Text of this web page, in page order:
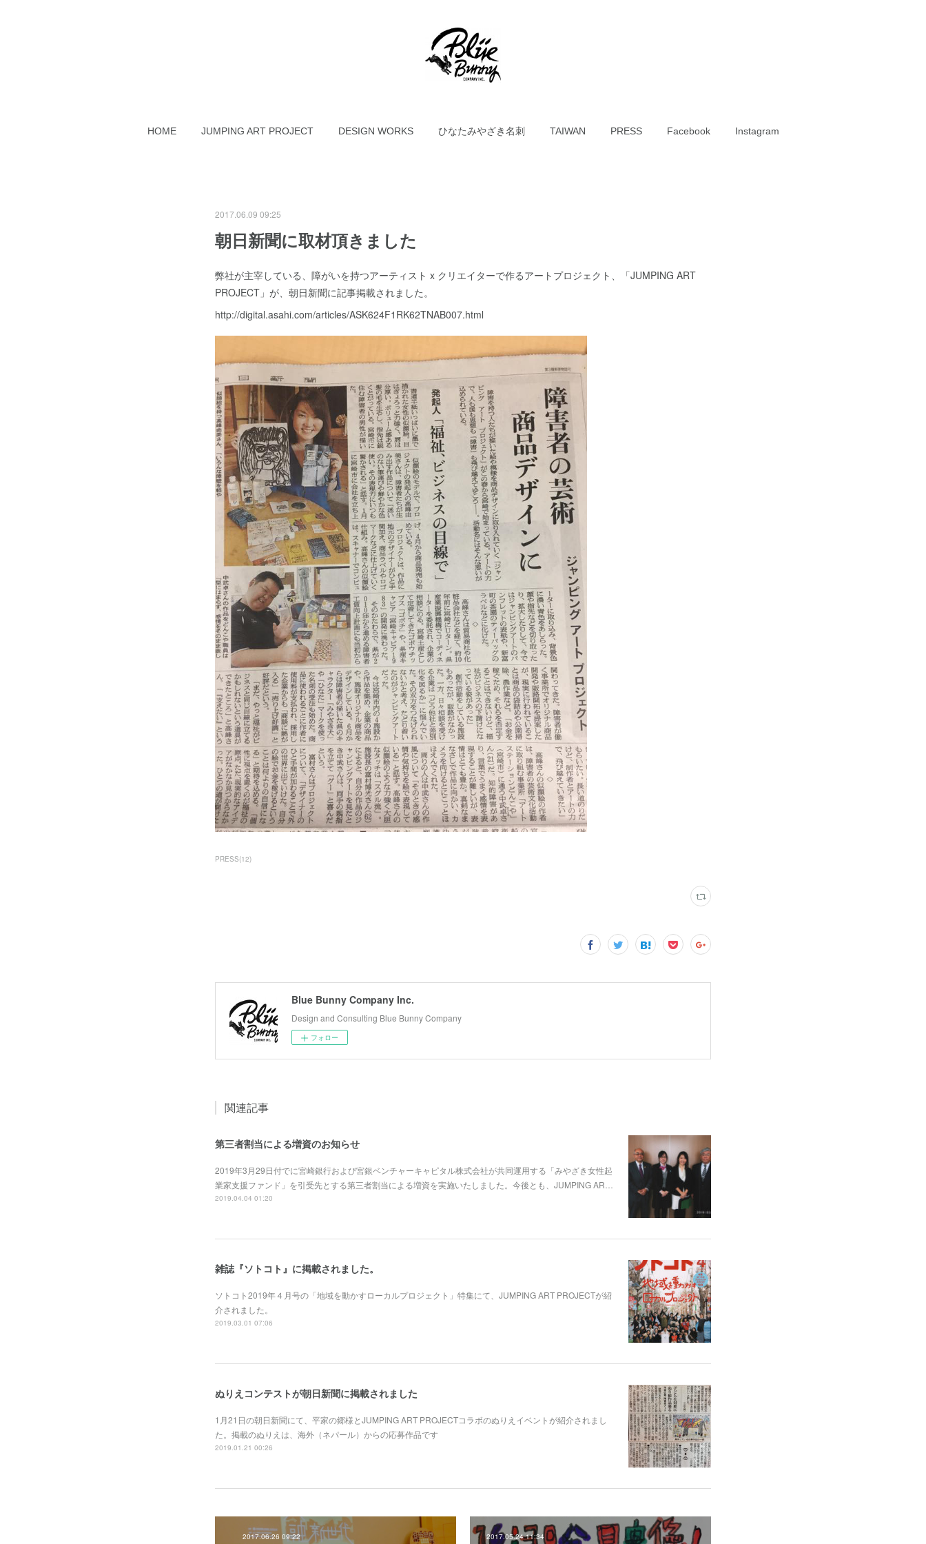
HOME JUMPING ART PROJECT DESIGN WORKS ひなたみやざき名刺 TAIWAN PRESS Facebook Instagram
2017.06.09 09:25
朝日新聞に取材頂きました
弊社が主宰している、障がいを持つアーティスト x クリエイターで作るアートプロジェクト、「JUMPING ART
PROJECT」が、朝日新聞に記事掲載されました。
http://digital.asahi.com/articles/ASK624F1RK62TNAB007.html
PRESS(12)
Blue Bunny Company Inc.
Design and Consulting Blue Bunny Company
フォロー
関連記事
第三者割当による増資のお知らせ
2019年3月29日付でに宮崎銀行および宮銀ベンチャーキャピタル株式会社が共同運用する「みやざき女性起
業家支援ファンド」を引受先とする第三者割当による増資を実施いたしました。今後とも、JUMPING AR…
2019.04.04 01:20
雑誌『ソトコト』に掲載されました。
ソトコト2019年４月号の「地域を動かすローカルプロジェクト」特集にて、JUMPING ART PROJECTが紹
介されました。
2019.03.01 07:06
ぬりえコンテストが朝日新聞に掲載されました
1月21日の朝日新聞にて、平家の郷様とJUMPING ART PROJECTコラボのぬりえイベントが紹介されまし
た。掲載のぬりえは、海外（ネパール）からの応募作品です
2019.01.21 00:26
2017.06.26 09:22 2017.05.24 11:34